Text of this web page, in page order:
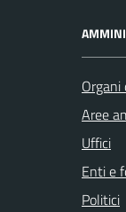
Organi
Aree
Uffici
Enti e
Politici